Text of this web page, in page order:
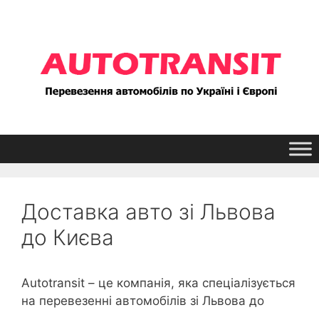
Доставка авто зі Львова
до Києва
Autotransit – це компанія, яка спеціалізується
на перевезенні автомобілів зі Львова до